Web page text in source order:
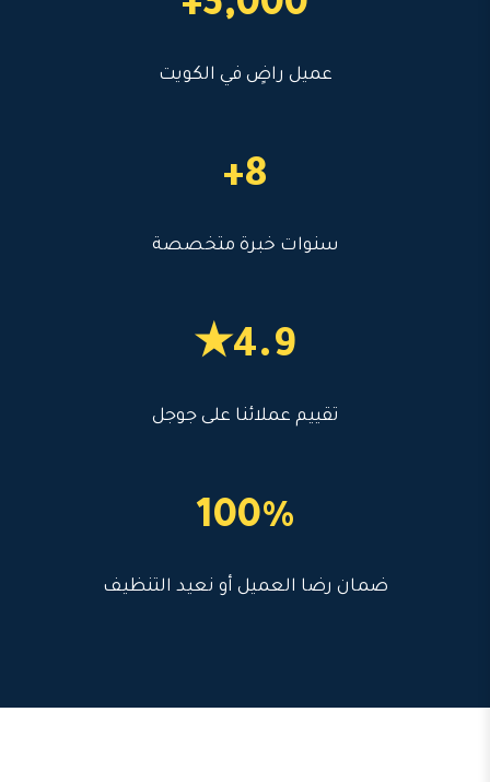
عميل راضٍ في الكويت
8+
سنوات خبرة متخصصة
4.9★
تقييم عملائنا على جوجل
100%
ضمان رضا العميل أو نعيد التنظيف